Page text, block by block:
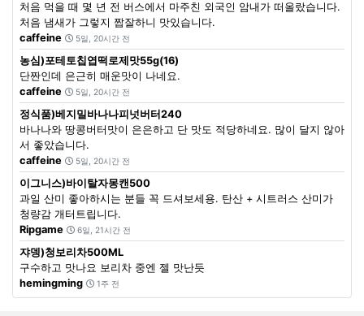
처음 먹을 때 몇 년 전 버스에서 마주친 외국인 암내가 떠올랐습니다.
처음 냄새가 그렇지 짭잘하니 맛있습니다.
caffeine
5일, 20시간 전
농심)포테토칩엽떡로제맛55g(16)
단짠인데 은근히 매운맛이 나네요.
caffeine
5일, 20시간 전
정식품)베지밀바나나피넛버터240
바나나와 땅콩버터맛이 은은하고 단 맛도 적당하네요. 많이 달지 않아
서 좋았습니다.
caffeine
5일, 20시간 전
이그니스)바이탈자몽캔500
과일 산미 좋아하시는 분들 꼭 드셔보세용. 탄산 + 시트러스 산미가
청량감 개터트립니다.
Ripgame
6일, 21시간 전
쟈뎅)청보리차500ML
구수하고 맛나요 보리차 중엔 젤 맛난듯
hemingming
1주 전